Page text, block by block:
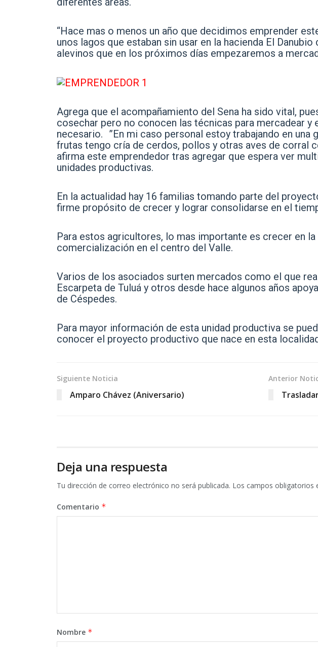
“Hace mas o menos un año que decidimos emprender
unos lagos que estaban sin usar en la hacienda El
alevinos que en los próximos días empezaremos a
Agrega que el acompañamiento del Sena ha sido vital,
cosechar pero no conocen las técnicas para mercadear y
necesario. ”En mi caso personal estoy trabajando en una
frutas tengo cría de cerdos, pollos y otras aves de corral
afirma este emprendedor tras agregar que espera ver
unidades productivas.
En la actualidad hay 16 familias tomando parte del
firme propósito de crecer y lograr consolidarse en el
Para estos agricultores, lo mas importante es crecer en
comercialización en el centro del Valle.
Varios de los asociados surten mercados como el que
Escarpeta de Tuluá y otros desde hace algunos años
de Céspedes.
Para mayor información de esta unidad productiva se
conocer el proyecto productivo que nace en esta
Siguiente Noticia
Amparo Chávez (Aniversario)
Anterior
Deja una respuesta
Tu dirección de correo electrónico no será publicada. Los campos obligatorios
Comentario *
Nombre *